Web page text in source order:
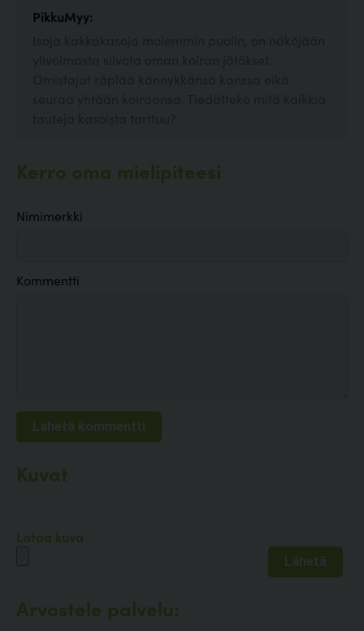
PikkuMyy:
Kerro oma mielipiteesi
Nimimerkki
Kommentti
Kuvat
Lataa kuva
Arvostele palvelu: